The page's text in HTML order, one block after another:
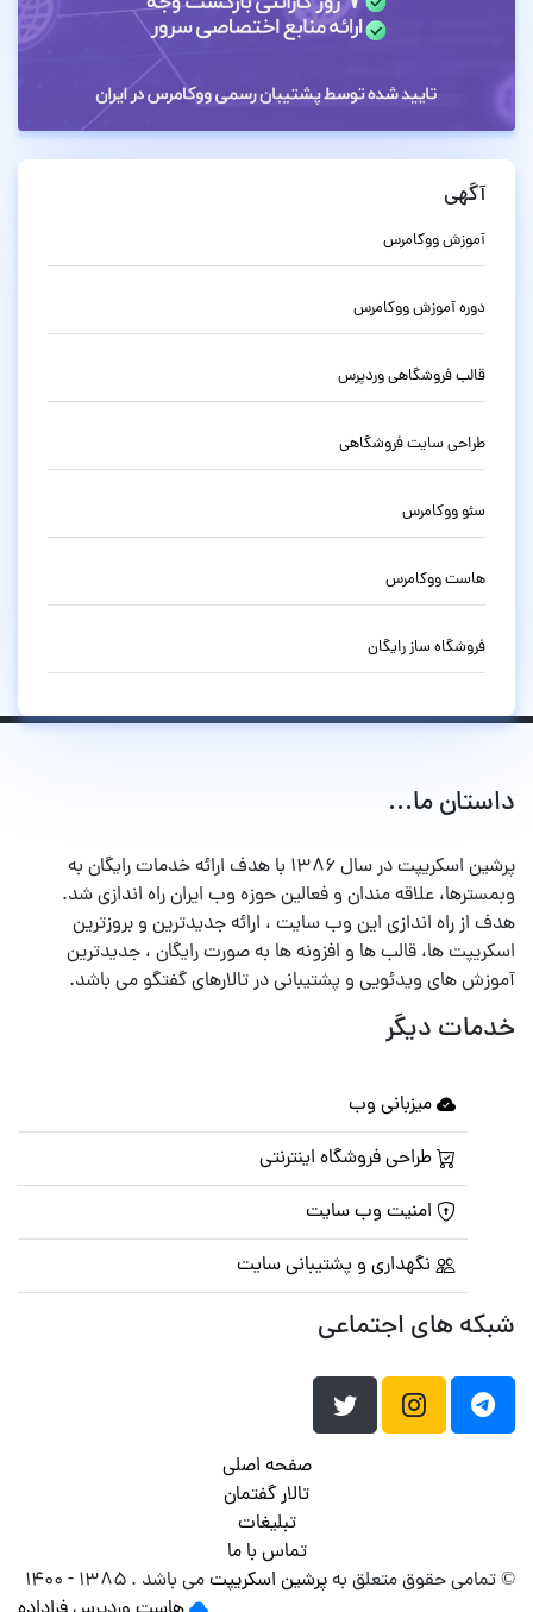
آگهی
آموزش ووکامرس
دوره آموزش ووکامرس
قالب فروشگاهی وردپرس
طراحی سایت فروشگاهی
سئو ووکامرس
هاست ووکامرس
فروشگاه ساز رایگان
داستان ما...
پرشین اسکریپت در سال ۱۳۸۶ با هدف ارائه خدمات رایگان به
وبمسترها، علاقه مندان و فعالین حوزه وب ایران راه اندازی شد.
هدف از راه اندازی این وب سایت ، ارائه جدیدترین و بروزترین
اسکریپت ها، قالب ها و افزونه ها به صورت رایگان ، جدیدترین
آموزش های ویدئویی و پشتیبانی در تالارهای گفتگو می باشد.
خدمات دیگر
میزبانی وب
طراحی فروشگاه اینترنتی
امنیت وب سایت
نگهداری و پشتیبانی سایت
شبکه های اجتماعی
صفحه اصلی
تالار گفتمان
تبلیغات
تماس با ما
© تمامی حقوق متعلق بهپرشین اسکریپتمی باشد . ۱۳۸۵ - ۱۴۰۰